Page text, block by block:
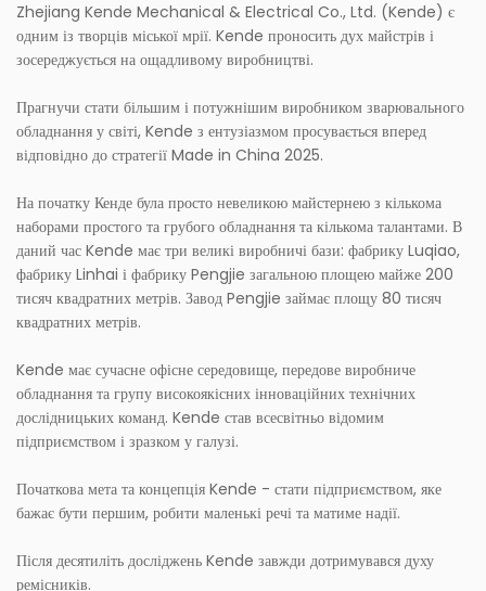
Zhejiang Kende Mechanical & Electrical Co., Ltd. (Kende) є
одним із творців міської мрії. Kende проносить дух майстрів і
зосереджується на ощадливому виробництві.
Прагнучи стати більшим і потужнішим виробником зварювального
обладнання у світі, Kende з ентузіазмом просувається вперед
відповідно до стратегії Made in China 2025.
На початку Кенде була просто невеликою майстернею з кількома
наборами простого та грубого обладнання та кількома талантами. В
даний час Kende має три великі виробничі бази: фабрику Luqiao,
фабрику Linhai і фабрику Pengjie загальною площею майже 200
тисяч квадратних метрів. Завод Pengjie займає площу 80 тисяч
квадратних метрів.
Kende має сучасне офісне середовище, передове виробниче
обладнання та групу високоякісних інноваційних технічних
дослідницьких команд. Kende став всесвітньо відомим
підприємством і зразком у галузі.
Початкова мета та концепція Kende - стати підприємством, яке
бажає бути першим, робити маленькі речі та матиме надії.
Після десятиліть досліджень Kende завжди дотримувався духу
ремісників.